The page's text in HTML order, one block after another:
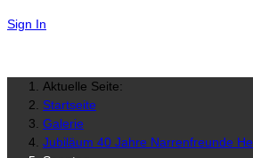
Sign In
Aktuelle Seite:
Startseite
Galerie
Jubiläum 40 Jahre Narrenfreunde